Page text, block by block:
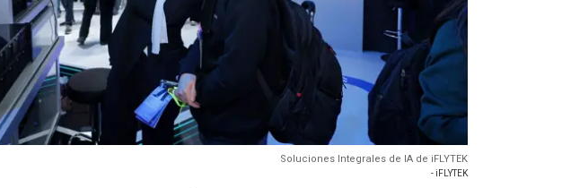
Soluciones Integrales de IA de iFLYTEK
- iFLYTEK